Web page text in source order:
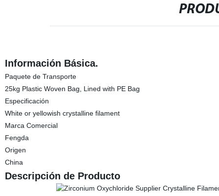
Información Básica.
Paquete de Transporte
25kg Plastic Woven Bag, Lined with PE Bag
Especificación
White or yellowish crystalline filament
Marca Comercial
Fengda
Origen
China
Descripción de Producto